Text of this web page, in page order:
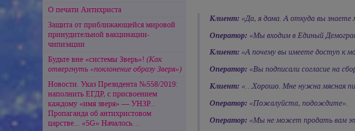
О печати Антихриста
Защита от приближающейся мировой
принудительной вакцинации-
чипизации
Будьте вне «системы Зверь»! (Как
отвергнуть «поклонение образу Зверя»)
Новости. Указ Президента №558/2019:
наполнить ЕГДР, с присвоением
каждому «имя зверя» — УНЗР...
Пропаганда об антихристовом
царстве... «5G» Началось…
Клиент: «Да, я дома. А откуда вы
Оператор: «Мы входим в Единый
Клиент: «А почему вы имеете доступ к
Оператор: «Вы подписали согласие на
Клиент: «…Хорошо. Мне нужна мясная
Оператор: «Пожалуйста, подождите».
Оператор: «Мы не может продать вам